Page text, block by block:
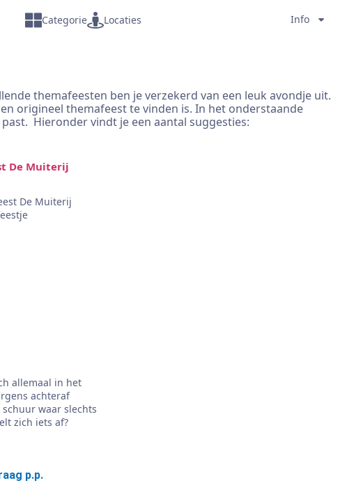
Categorie Locaties Info
themafeesten ben je verzekerd van een leuk avondje uit.
origineel themafeest te vinden is. In het onderstaande
Hieronder vindt je een aantal suggesties:
De Muiterij
allemaal in het
achteraf
waar slechts
zich iets af?
p.p.